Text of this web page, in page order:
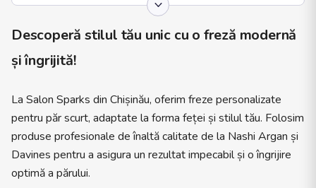
Descoperă stilul tău unic cu o freză modernă
și îngrijită!
La Salon Sparks din Chișinău, oferim freze personalizate
pentru păr scurt, adaptate la forma feței și stilul tău. Folosim
produse profesionale de înaltă calitate de la Nashi Argan și
Davines pentru a asigura un rezultat impecabil și o îngrijire
optimă a părului.